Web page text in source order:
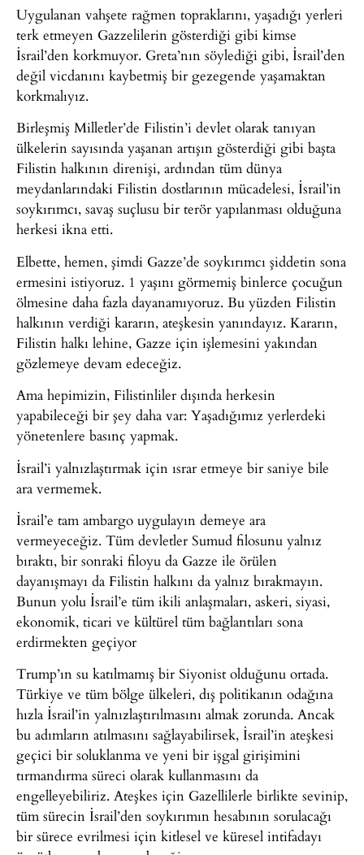
Uygulanan vahşete rağmen topraklarını, yaşadığı yerleri
terk etmeyen Gazzelilerin gösterdiği gibi kimse
İsrail’den korkmuyor. Greta’nın söylediği gibi, İsrail’den
değil vicdanını kaybetmiş bir gezegende yaşamaktan
korkmalıyız.
Birleşmiş Milletler’de Filistin’i devlet olarak tanıyan
ülkelerin sayısında yaşanan artışın gösterdiği gibi başta
Filistin halkının direnişi, ardından tüm dünya
meydanlarındaki Filistin dostlarının mücadelesi, İsrail’in
soykırımcı, savaş suçlusu bir terör yapılanması olduğuna
herkesi ikna etti.
Elbette, hemen, şimdi Gazze’de soykırımcı şiddetin sona
ermesini istiyoruz. 1 yaşını görmemiş binlerce çocuğun
ölmesine daha fazla dayanamıyoruz. Bu yüzden Filistin
halkının verdiği kararın, ateşkesin yanındayız. Kararın,
Filistin halkı lehine, Gazze için işlemesini yakından
gözlemeye devam edeceğiz.
Ama hepimizin, Filistinliler dışında herkesin
yapabileceği bir şey daha var: Yaşadığımız yerlerdeki
yönetenlere basınç yapmak.
İsrail’i yalnızlaştırmak için ısrar etmeye bir saniye bile
ara vermemek.
İsrail’e tam ambargo uygulayın demeye ara
vermeyeceğiz. Tüm devletler Sumud filosunu yalnız
bıraktı, bir sonraki filoyu da Gazze ile örülen
dayanışmayı da Filistin halkını da yalnız bırakmayın.
Bunun yolu İsrail’e tüm ikili anlaşmaları, askeri, siyasi,
ekonomik, ticari ve kültürel tüm bağlantıları sona
erdirmekten geçiyor
Trump’ın su katılmamış bir Siyonist olduğunu ortada.
Türkiye ve tüm bölge ülkeleri, dış politikanın odağına
hızla İsrail’in yalnızlaştırılmasını almak zorunda. Ancak
bu adımların atılmasını sağlayabilirsek, İsrail’in ateşkesi
geçici bir soluklanma ve yeni bir işgal girişimini
tırmandırma süreci olarak kullanmasını da
engelleyebiliriz. Ateşkes için Gazellilerle birlikte sevinip,
tüm sürecin İsrail’den soykırımın hesabının sorulacağı
bir sürece evrilmesi için kitlesel ve küresel intifadayı